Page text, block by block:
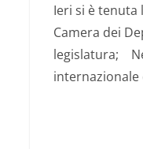
Ieri si è tenuta
Camera dei
legislatura;
internazionale